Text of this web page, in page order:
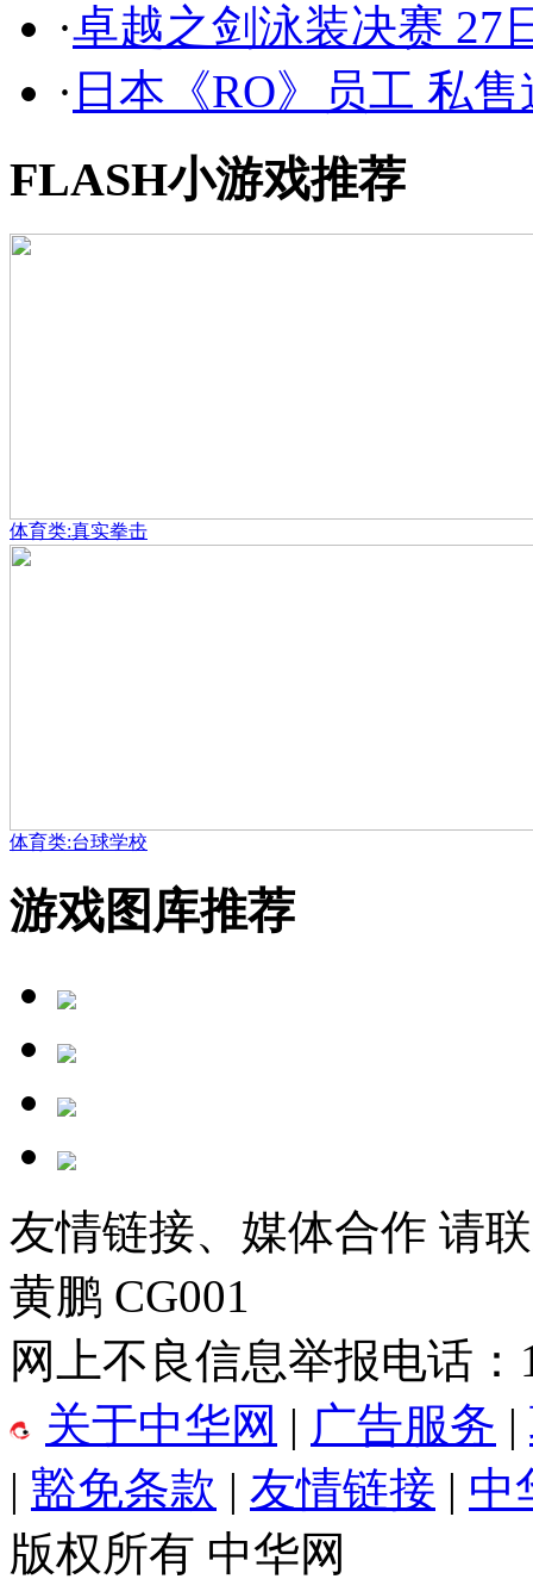
·卓越之剑泳装决赛 27
· 日本《RO》员工 私
FLASH小游戏推荐
体育类:真实拳击
体育类:台球学校
游戏图库推荐
友情链接、媒体合作 请
黄鹏 CG001
网上不良信息举报电话：
关于中华网 | 广告服务 |
| 豁免条款 | 友情链接 | 中
版权所有 中华网